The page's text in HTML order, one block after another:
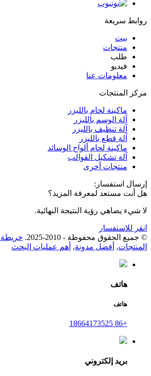
روابط سريعة
بيت
منتجات
طلب
فيديو
معلومات عنا
مركز المنتجات
ماكينة لحام بالليزر
آلة الوسم بالليزر
آلة تنظيف بالليزر
آلة قطع بالليزر
ماكينة لحام ألواح الوسائد
آلة تشكيل القوالب
منتجات أخرى
إرسال استفسار:
هل أنت مستعد لمعرفة المزيد؟
لا شيء يضاهي رؤية النتيجة النهائية.
انقر للاستفسار
© جميع الحقوق محفوظة - 2010-2025.
خريطة
المنتجات, أفضل مدونة, أهم عمليات البحث
هاتف
هاتف
+86 18664173525
بريد إلكتروني